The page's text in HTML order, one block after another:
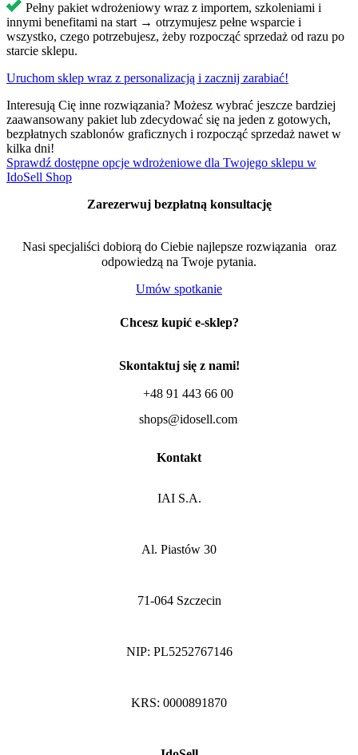
Pełny pakiet wdrożeniowy wraz z importem, szkoleniami i
innymi benefitami na start → otrzymujesz pełne wsparcie i
wszystko, czego potrzebujesz, żeby rozpocząć sprzedaż od razu po
starcie sklepu.
Uruchom sklep wraz z personalizacją i zacznij zarabiać!
Interesują Cię inne rozwiązania? Możesz wybrać jeszcze bardziej
zaawansowany pakiet lub zdecydować się na jeden z gotowych,
bezpłatnych szablonów graficznych i rozpocząć sprzedaż nawet w
kilka dni!
Sprawdź dostępne opcje wdrożeniowe dla Twojego sklepu w
IdoSell Shop
Zarezerwuj bezpłatną konsultację
Nasi specjaliści dobiorą do Ciebie najlepsze rozwiązania oraz
odpowiedzą na Twoje pytania.
Umów spotkanie
Chcesz kupić e-sklep?
Skontaktuj się z nami!
+48 91 443 66 00
shops@idosell.com
Kontakt
IAI S.A.
Al. Piastów 30
71-064 Szczecin
NIP: PL5252767146
KRS: 0000891870